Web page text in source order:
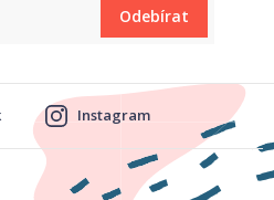
Odebírat
Instagram